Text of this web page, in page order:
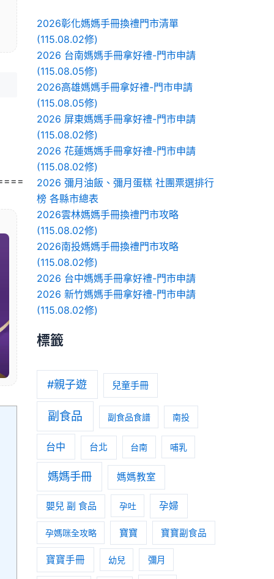
2026彰化媽媽手冊換禮門市清單
(115.08.02修)
2026 台南媽媽手冊拿好禮-門市申請
(115.08.05修)
2026高雄媽媽手冊拿好禮-門市申請
(115.08.05修)
2026 屏東媽媽手冊拿好禮-門市申請
(115.08.02修)
2026 花蓮媽媽手冊拿好禮-門市申請
(115.08.02修)
2026 彌月油飯、彌月蛋糕 社團票選排行
榜 各縣市總表
2026雲林媽媽手冊換禮門市攻略
(115.08.02修)
2026南投媽媽手冊換禮門市攻略
(115.08.02修)
2026 台中媽媽手冊拿好禮-門市申請
2026 新竹媽媽手冊拿好禮-門市申請
(115.08.02修)
標籤
#親子遊 兒童手冊
副食品 副食品食譜 南投
台中 台北 台南 哺乳
媽媽手冊 媽媽教室
嬰兒 副 食品 孕吐 孕婦
孕媽咪全攻略 寶寶 寶寶副食品
寶寶手冊 幼兒 彌月